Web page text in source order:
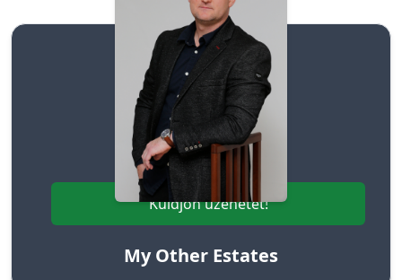
Cselényi Attila
+36203179434
Küldjön üzenetet!
My Other Estates